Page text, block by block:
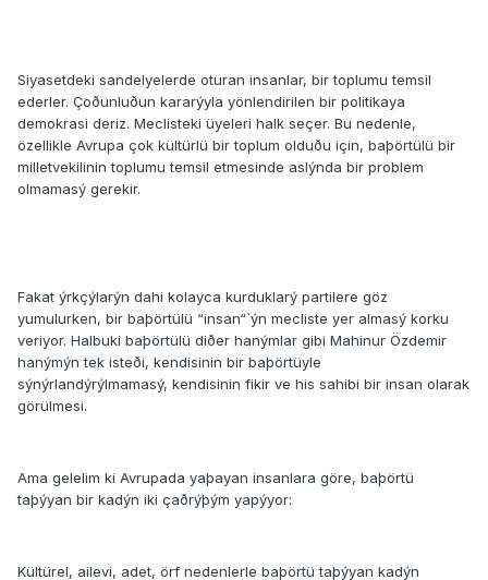
Siyasetdeki sandelyelerde oturan insanlar, bir toplumu temsil
ederler. Çoðunluðun kararýyla yönlendirilen bir politikaya
demokrasi deriz. Meclisteki üyeleri halk seçer. Bu nedenle,
özellikle Avrupa çok kültürlü bir toplum olduðu için, baþörtülü bir
milletvekilinin toplumu temsil etmesinde aslýnda bir problem
olmamasý gerekir.
Fakat ýrkçýlarýn dahi kolayca kurduklarý partilere göz
yumulurken, bir baþörtülü “insan“`ýn mecliste yer almasý korku
veriyor. Halbuki baþörtülü diðer hanýmlar gibi Mahinur Özdemir
hanýmýn tek isteði, kendisinin bir baþörtüyle
sýnýrlandýrýlmamasý, kendisinin fikir ve his sahibi bir insan olarak
görülmesi.
Ama gelelim ki Avrupada yaþayan insanlara göre, baþörtü
taþýyan bir kadýn iki çaðrýþým yapýyor:
Kültürel, ailevi, adet, örf nedenlerle baþörtü taþýyan kadýn